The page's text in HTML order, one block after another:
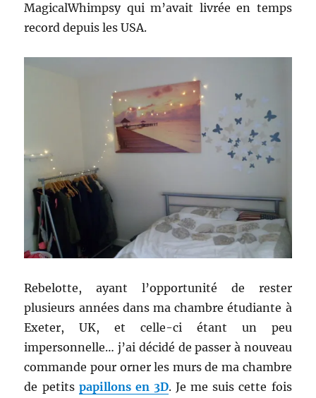
MagicalWhimpsy qui m’avait livrée en temps
record depuis les USA.
Rebelotte, ayant l’opportunité de rester
plusieurs années dans ma chambre étudiante à
Exeter, UK, et celle-ci étant un peu
impersonnelle… j’ai décidé de passer à nouveau
commande pour orner les murs de ma chambre
de petits papillons en 3D. Je me suis cette fois